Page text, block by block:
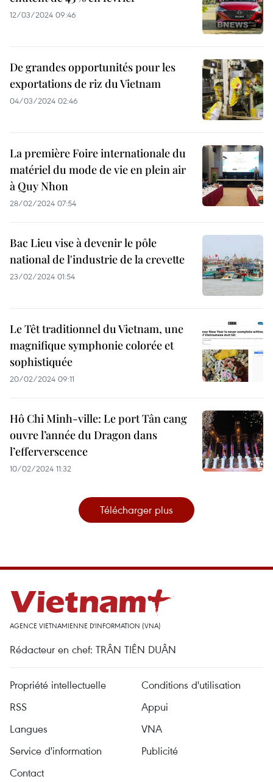
12/03/2024 09:46
De grandes opportunités pour les
exportations de riz du Vietnam
04/03/2024 02:46
La première Foire internationale du
matériel du mode de vie en plein air
à Quy Nhon
28/02/2024 07:54
Bac Lieu vise à devenir le pôle
national de l'industrie de la crevette
23/02/2024 01:54
Le Têt traditionnel du Vietnam, une
magnifique symphonie colorée et
sophistiquée
20/02/2024 09:11
Hô Chi Minh-ville: Le port Tân cang
ouvre l’année du Dragon dans
l’efferverscence
10/02/2024 11:32
Télécharger plus
AGENCE VIETNAMIENNE D'INFORMATION (VNA)
Rédacteur en chef: TRÂN TIÊN DUÂN
Propriété intellectuelle
Conditions d'utilisation
RSS
Appui
Langues
VNA
Service d'information
Publicité
Contact